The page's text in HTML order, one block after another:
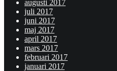
augusti 2017
juli 2017
juni 2017
maj 2017
april 2017
mars 2017
februari 2017
januari 2017